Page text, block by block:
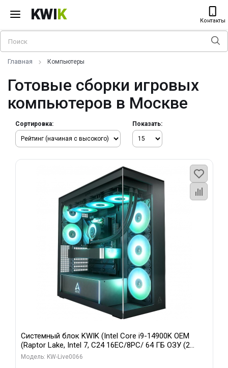
KWIK Контакты
Главная Компьютеры
Готовые сборки игровых
компьютеров в Москве
Сортировка: Показать:
Системный блок KWIK (Intel Core i9-14900K OEM
(Raptor Lake, Intel 7, C24 16EC/8PC/ 64 ГБ ОЗУ (2
модуля)/ Gigabyte RTX5080 XTREME WATERFORCE
Модель: KW-Live0066